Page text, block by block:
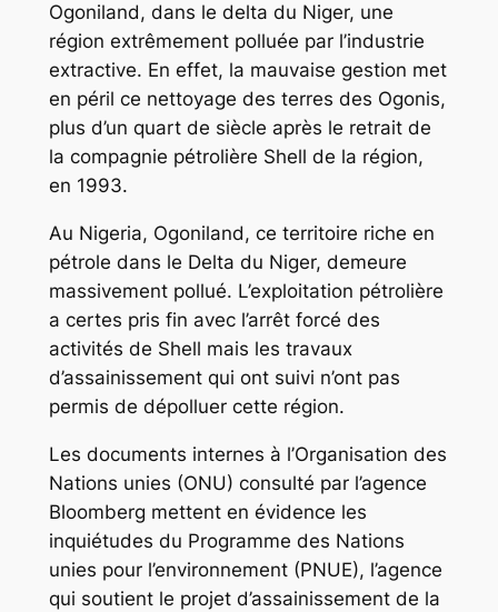
Ogoniland, dans le delta du Niger, une
région extrêmement polluée par l’industrie
extractive. En effet, la mauvaise gestion met
en péril ce nettoyage des terres des Ogonis,
plus d’un quart de siècle après le retrait de
la compagnie pétrolière Shell de la région,
en 1993.
Au Nigeria, Ogoniland, ce territoire riche en
pétrole dans le Delta du Niger, demeure
massivement pollué. L’exploitation pétrolière
a certes pris fin avec l’arrêt forcé des
activités de Shell mais les travaux
d’assainissement qui ont suivi n’ont pas
permis de dépolluer cette région.
Les documents internes à l’Organisation des
Nations unies (ONU) consulté par l’agence
Bloomberg mettent en évidence les
inquiétudes du Programme des Nations
unies pour l’environnement (PNUE), l’agence
qui soutient le projet d’assainissement de la